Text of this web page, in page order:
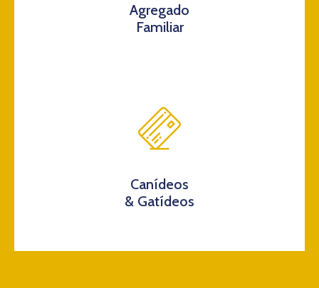
Agregado
Familiar
Canídeos
& Gatídeos